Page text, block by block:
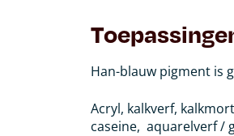
Han-blauw pigment is
Acryl, kalkverf,
caseine, aquarelverf /